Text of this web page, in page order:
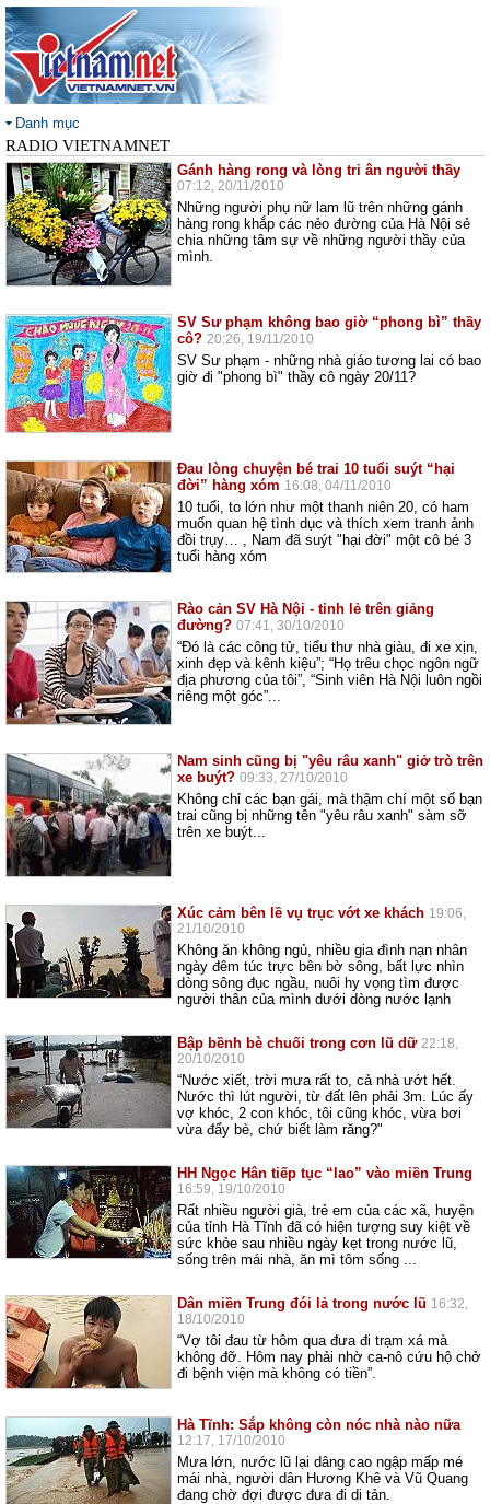
Danh mục
RADIO VIETNAMNET
Gánh hàng rong và lòng tri ân người thầy
07:12, 20/11/2010
Những người phụ nữ lam lũ trên những gánh
hàng rong khắp các nẻo đường của Hà Nội sẻ
chia những tâm sự về những người thầy của
mình.
SV Sư phạm không bao giờ “phong bì” thầy
cô? 20:26, 19/11/2010
SV Sư phạm - những nhà giáo tương lai có bao
giờ đi "phong bì" thầy cô ngày 20/11?
Đau lòng chuyện bé trai 10 tuổi suýt “hại
đời” hàng xóm 16:08, 04/11/2010
10 tuổi, to lớn như một thanh niên 20, có ham
muốn quan hệ tình dục và thích xem tranh ảnh
đồi trụy… , Nam đã suýt "hại đời" một cô bé 3
tuổi hàng xóm
Rào cản SV Hà Nội - tỉnh lẻ trên giảng
đường? 07:41, 30/10/2010
“Đó là các công tử, tiểu thư nhà giàu, đi xe xịn,
xinh đẹp và kênh kiệu”; “Họ trêu chọc ngôn ngữ
địa phương của tôi”, “Sinh viên Hà Nội luôn ngồi
riêng một góc”...
Nam sinh cũng bị "yêu râu xanh" giở trò trên
xe buýt? 09:33, 27/10/2010
Không chỉ các bạn gái, mà thậm chí một số bạn
trai cũng bị những tên "yêu râu xanh" sàm sỡ
trên xe buýt...
Xúc cảm bên lề vụ trục vớt xe khách 19:06,
21/10/2010
Không ăn không ngủ, nhiều gia đình nạn nhân
ngày đêm túc trực bên bờ sông, bất lực nhìn
dòng sông đục ngầu, nuôi hy vọng tìm được
người thân của mình dưới dòng nước lạnh
Bập bềnh bè chuối trong cơn lũ dữ 22:18,
20/10/2010
“Nước xiết, trời mưa rất to, cả nhà ướt hết.
Nước thì lút người, từ đất lên phải 3m. Lúc ấy
vợ khóc, 2 con khóc, tôi cũng khóc, vừa bơi
vừa đẩy bè, chứ biết làm răng?"
HH Ngọc Hân tiếp tục “lao” vào miền Trung
16:59, 19/10/2010
Rất nhiều người già, trẻ em của các xã, huyện
của tỉnh Hà Tĩnh đã có hiện tượng suy kiệt về
sức khỏe sau nhiều ngày kẹt trong nước lũ,
sống trên mái nhà, ăn mì tôm sống ...
Dân miền Trung đói lả trong nước lũ 16:32,
18/10/2010
“Vợ tôi đau từ hôm qua đưa đi trạm xá mà
không đỡ. Hôm nay phải nhờ ca-nô cứu hộ chở
đi bệnh viện mà không có tiền”.
Hà Tĩnh: Sắp không còn nóc nhà nào nữa
12:17, 17/10/2010
Mưa lớn, nước lũ lại dâng cao ngập mấp mé
mái nhà, người dân Hương Khê và Vũ Quang
đang chờ đợi được đưa đi di tản.